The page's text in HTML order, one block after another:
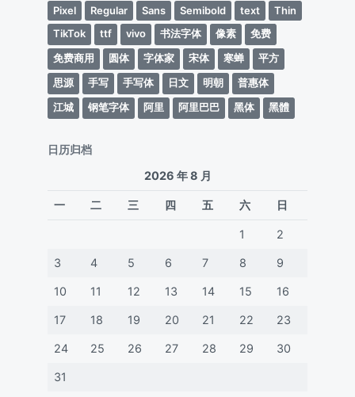
Pixel
Regular Sans Semibold text
Thin
TikTok
ttf vivo 书法字体 像素
免费
免费商用
圆体 字体家 宋体 寒蝉
平方
思源
手写 手写体 日文 明朝
普惠体
江城
钢笔字体 阿里 阿里巴巴 黑体 黑體
日历归档
2026 年 8 月
一 二 三 四 五 六 日
1 2
3 4 5 6 7 8 9
10 11 12 13 14 15 16
17 18 19 20 21 22 23
24 25 26 27 28 29 30
31